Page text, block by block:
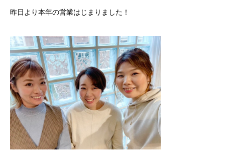
昨日より本年の営業はじまりました！